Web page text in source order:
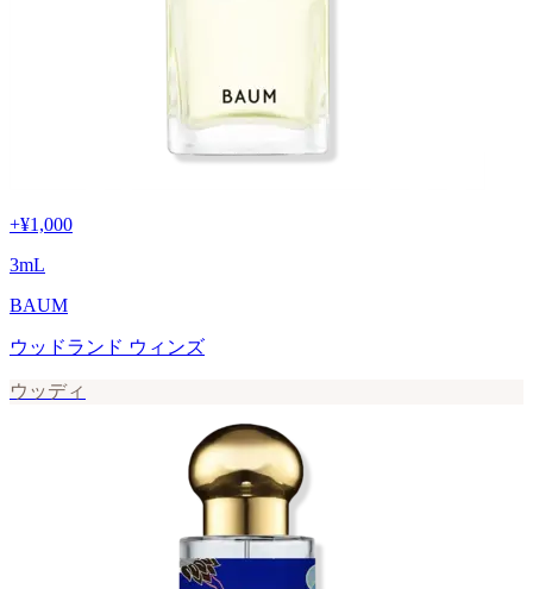
+¥1,000
3mL
BAUM
ウッドランド ウィンズ
ウッディ